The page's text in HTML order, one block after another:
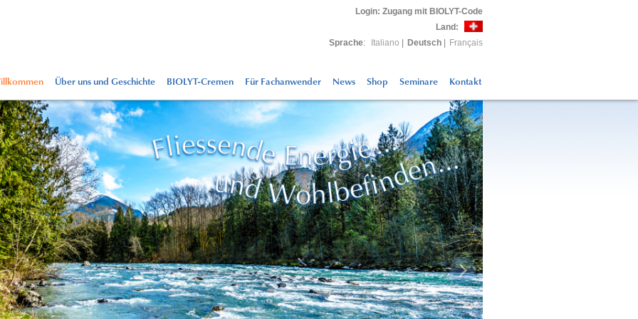
Login: Zugang mit BIOLYT-Code
Land:
Sprache: Italiano Deutsch Français
Über uns und Geschichte BIOLYT-Cremen Für Fachanwender News Shop Seminare Kontakt